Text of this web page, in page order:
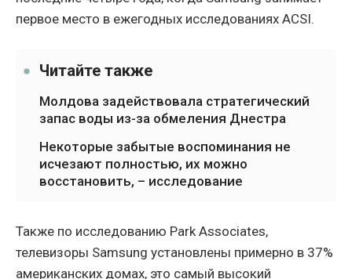
первое место в ежегодных исследованиях ACSI.
Читайте также
Молдова задействовала стратегический
запас воды из-за обмеления Днестра
Некоторые забытые воспоминания не
исчезают полностью, их можно
восстановить, – исследование
Также по исследованию Park Associates,
телевизоры Samsung установлены примерно в 37%
американских домах, это самый высокий